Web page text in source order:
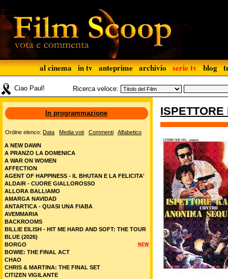
al cinema in tv anteprime archivio serie tv blog
Ciao Paul! Ricerca veloce:
In programmazione
Ordine elenco: Data Media voti Commenti Alfabetico
A NEW DAWN
A PRANZO LA DOMENICA
A WAR ON WOMEN
AFFECTION
AGENT OF HAPPINESS - IL BHUTAN E LA FELICITA'
ALDAIR - CUORE GIALLOROSSO
ALLORA BALLIAMO
AMARGA NAVIDAD
ANTARTICA - QUASI UNA FIABA
AVEMMARIA
BACKROOMS
BILLIE EILISH - HIT ME HARD AND SOFT: THE TOUR
BLUE (2026)
NEW
BORGO
BOWIE: THE FINAL ACT
CHAO
CHRIS & MARTINA: THE FINAL SET
CITIZEN VIGILANTE